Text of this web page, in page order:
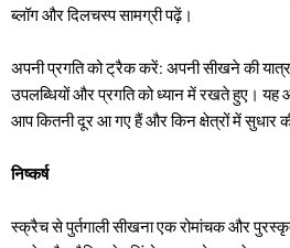
ब्लॉग और दिलचस्प सामग्री पढ़ें।
अपनी प्रगति को ट्रैक करें: अपनी सीखने की
उपलब्धियों और प्रगति को ध्यान में रखते हुए।
आप कितनी दूर आ गए हैं और किन क्षेत्रों में सुधार
निष्कर्ष
स्क्रैच से पुर्तगाली सीखना एक रोमांचक और